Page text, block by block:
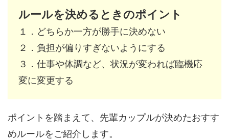
ルールを決めるときのポイント
１．どちらか一方が勝手に決めない
２．負担が偏りすぎないようにする
３．仕事や体調など、状況が変われば臨機応
変に変更する
ポイントを踏まえて、先輩カップルが決めたおすす
めルールをご紹介します。